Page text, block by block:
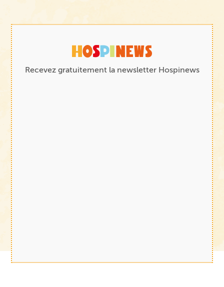
Recevez gratuitement la newsletter Hospinews